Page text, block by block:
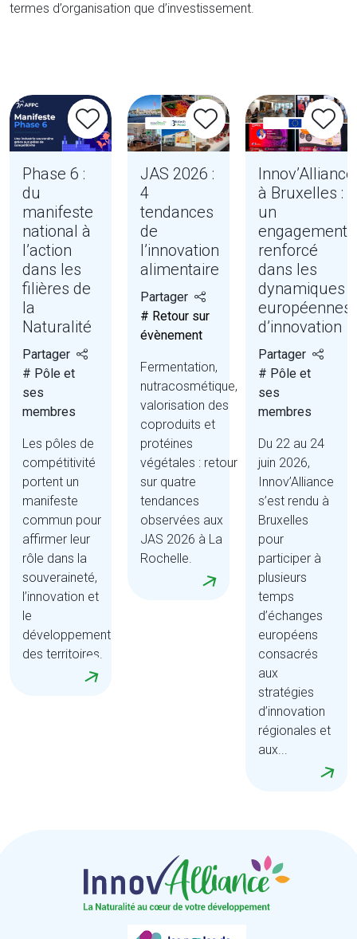
termes d’organisation que d’investissement.
Phase 6 :
du
manifeste
national à
l’action
dans les
filières de
la
Naturalité
Partager
# Pôle et
ses
membres
Les pôles de
compétitivité
portent un
manifeste
commun pour
affirmer leur
rôle dans la
souveraineté,
l’innovation et
le
développement
des territoires.
JAS 2026 :
4
tendances
de
l’innovation
alimentaire
Partager
# Retour sur
évènement
Fermentation,
nutracosmétique,
valorisation des
coproduits et
protéines
végétales : retour
sur quatre
tendances
observées aux
JAS 2026 à La
Rochelle.
Innov’Alliance
à Bruxelles :
un
engagement
renforcé
dans les
dynamiques
européennes
d’innovation
Partager
# Pôle et
ses
membres
Du 22 au 24
juin 2026,
Innov’Alliance
s’est rendu à
Bruxelles
pour
participer à
plusieurs
temps
d’échanges
européens
consacrés
aux
stratégies
d’innovation
régionales et
aux...